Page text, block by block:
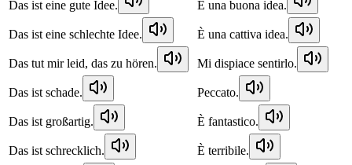
Das ist eine gute Idee. È una buona idea.
Das ist eine schlechte Idee. È una cattiva idea.
Das tut mir leid, das zu hören. Mi dispiace sentirlo.
Das ist schade. Peccato.
Das ist großartig. È fantastico.
Das ist schrecklich. È terribile.